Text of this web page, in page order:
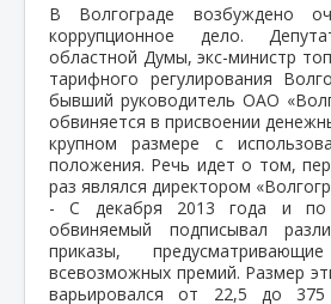
В Волгограде возбуждено
коррупционное дело.
областной Думы, экс-министр
тарифного регулирования
бывший руководитель ОАО
обвиняется в присвоении
крупном размере с
положения. Речь идет о том,
раз являлся директором
- С декабря 2013 года и по
обвиняемый подписывал
приказы,
всевозможных премий. Размер
варьировался от 22,5 до